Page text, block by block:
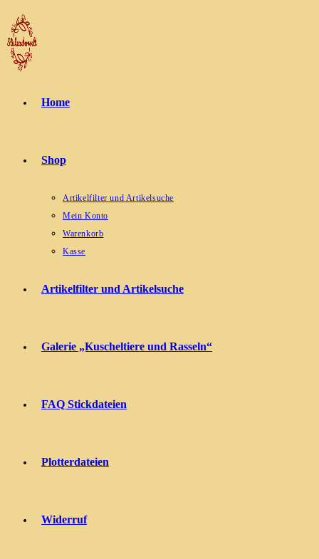
Zum
Inhalt
springen
Home
Shop
Artikelfilter und Artikelsuche
Mein Konto
Warenkorb
Kasse
Artikelfilter und Artikelsuche
Galerie „Kuscheltiere und Rasseln“
FAQ Stickdateien
Plotterdateien
Widerruf